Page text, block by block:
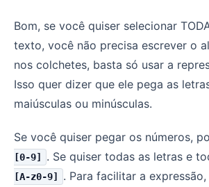
Bom, se você quiser selecionar
texto, você não precisa escrever o
nos colchetes, basta só usar a
Isso quer dizer que ele pega as
maiúsculas ou minúsculas.
Se você quiser pegar os números,
[0-9] . Se quiser todas as letras e
[A-z0-9] . Para facilitar a